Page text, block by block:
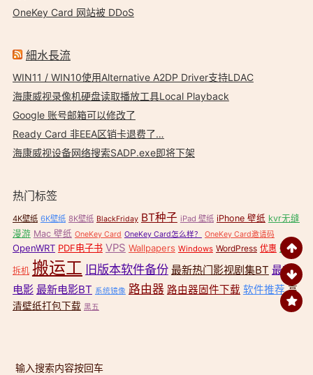
OneKey Card 网站被 DDoS
細水長流
WIN11 / WIN10使用Alternative A2DP Driver支持LDAC
海康威视录像机硬盘读取播放工具Local Playback
Google 账号邮箱可以修改了
Ready Card 非EEA区销卡退费了…
海康威视设备网络搜索SADP.exe即将下架
热门标签
4K壁纸 6K壁纸 8K壁纸 BlackFriday BT种子 iPad 壁纸 iPhone 壁纸 kvr无缝
漫游 Mac 壁纸 OneKey Card OneKey Card怎么样？ OneKey Card邀请码
OpenWRT PDF电子书 VPS Wallpapers Windows WordPress 优惠 壁纸
拆机 搬运工 旧版本软件备份 最新热门影视剧集BT 最新
电影 最新电影BT 系统镜像 路由器 路由器固件下载 软件推荐 高
清壁纸打包下载 黑五